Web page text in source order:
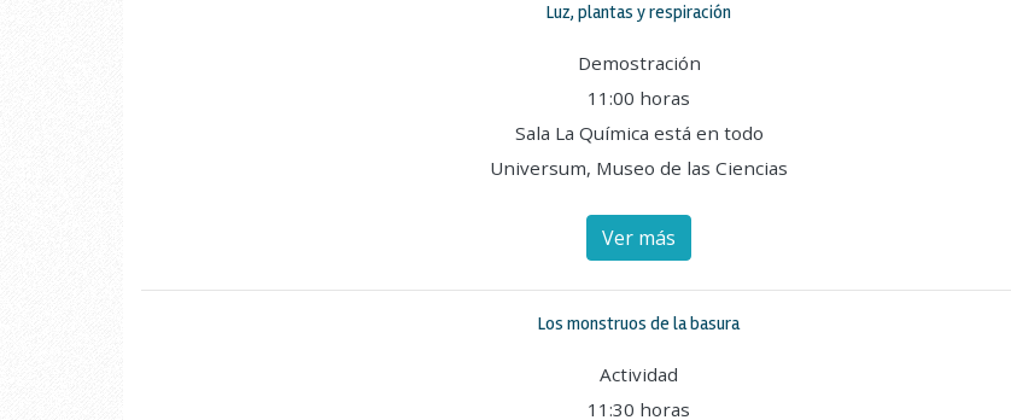
Luz, plantas y respiración
Demostración
11:00 horas
Sala La Química está en todo
Universum, Museo de las Ciencias
Ver más
Los monstruos de la basura
Actividad
11:30 horas